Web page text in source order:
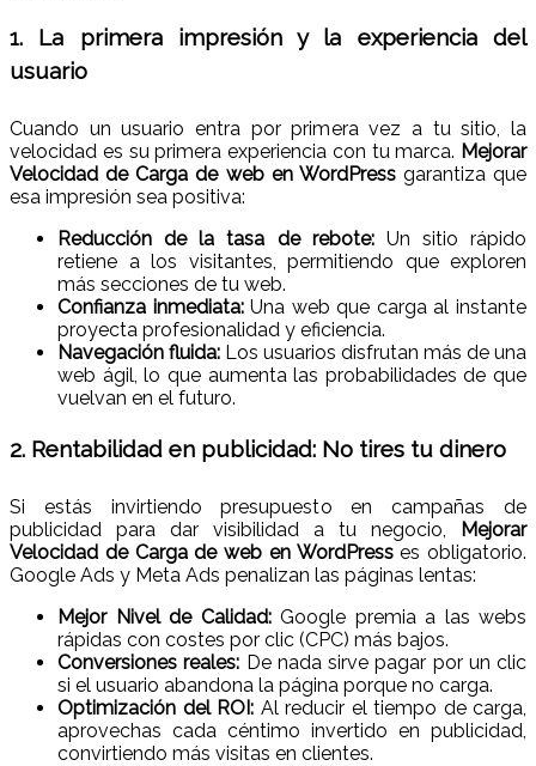
1. La primera impresión y la experiencia del
usuario
Cuando un usuario entra por primera vez a tu sitio, la
velocidad es su primera experiencia con tu marca. Mejorar
Velocidad de Carga de web en WordPressgarantiza que
esa impresión sea positiva:
Reducción de la tasa de rebote:Un sitio rápido
retiene a los visitantes, permitiendo que exploren
más secciones de tu web.
Confianza inmediata:Una web que carga al instante
proyecta profesionalidad y eficiencia.
Navegación fluida: Los usuarios disfrutan más de una
web ágil, lo que aumenta las probabilidades de que
vuelvan en el futuro.
2. Rentabilidad en publicidad: No tires tu dinero
Si estás invirtiendo presupuesto en campañas de
publicidad para dar visibilidad a tu negocio,
Mejorar
Velocidad de Carga de web en WordPresses obligatorio.
Google Ads y Meta Ads penalizan las páginas lentas:
Mejor Nivel de Calidad:Google premia a las webs
rápidas con costes por clic (CPC) más bajos.
Conversiones reales: De nada sirve pagar por un clic
si el usuario abandona la página porque no carga.
Optimización del ROI: Al reducir el tiempo de carga,
aprovechas cada céntimo invertido en publicidad,
convirtiendo más visitas en clientes.